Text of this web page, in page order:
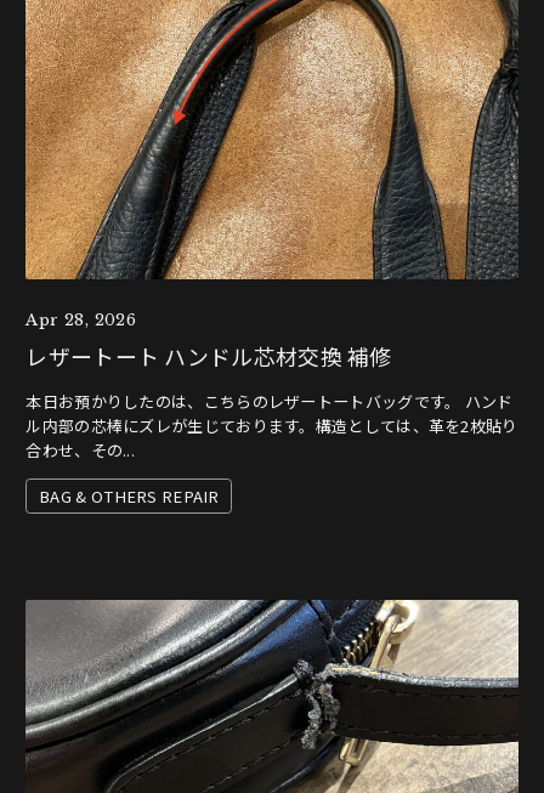
Apr 28, 2026
レザートート ハンドル芯材交換 補修
本日お預かりしたのは、こちらのレザートートバッグです。 ハンド
ル内部の芯棒にズレが生じております。構造としては、革を2枚貼り
合わせ、その...
BAG & OTHERS REPAIR